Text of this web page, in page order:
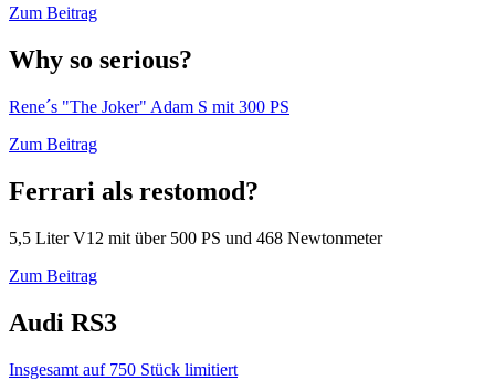
Zum Beitrag
Why so serious?
Rene´s "The Joker" Adam S mit 300 PS
Zum Beitrag
Ferrari als restomod?
5,5 Liter V12 mit über 500 PS und 468 Newtonmeter
Zum Beitrag
Audi RS3
Insgesamt auf 750 Stück limitiert